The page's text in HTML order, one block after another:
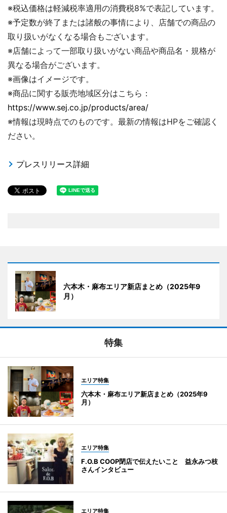
※税込価格は軽減税率適用の消費税8%で表記しています。
※予定数が終了または諸般の事情により、店舗での商品の
取り扱いがなくなる場合もございます。
※店舗によって一部取り扱いがない商品や商品名・規格が
異なる場合がございます。
※画像はイメージです。
※商品に関する販売地域区分はこちら：
https://www.sej.co.jp/products/area/
※情報は現時点でのものです。最新の情報はHPをご確認く
ださい。
プレスリリース詳細
六本木・麻布エリア新店まとめ（2025年9
月）
特集
エリア特集
六本木・麻布エリア新店まとめ（2025年9
月）
エリア特集
F.O.B COOP閉店で伝えたいこと 益永みつ枝
さんインタビュー
エリア特集